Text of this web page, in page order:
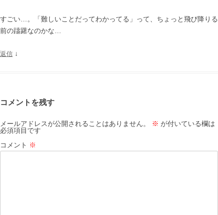
すごい…。「難しいことだってわかってる」って、ちょっと飛び降りる
前の躊躇なのかな…
返信 ↓
コメントを残す
メールアドレスが公開されることはありません。 ※ が付いている欄は
必須項目です
コメント ※